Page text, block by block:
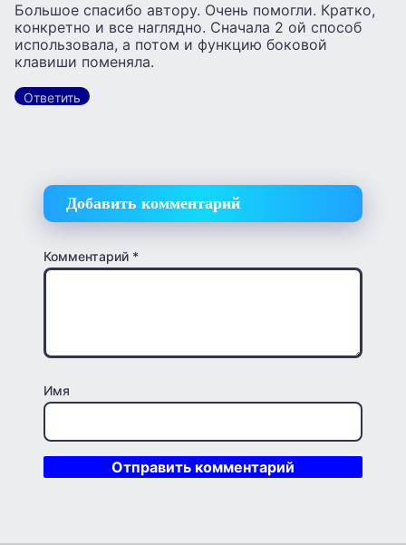
Большое спасибо автору. Очень помогли. Кратко,
конкретно и все наглядно. Сначала 2 ой способ
использовала, а потом и функцию боковой
клавиши поменяла.
Ответить
Добавить комментарий
Комментарий *
Имя